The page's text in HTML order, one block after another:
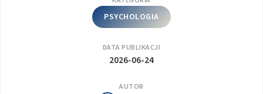
PSYCHOLOGIA
DATA PUBLIKACJI
2026-06-24
AUTOR